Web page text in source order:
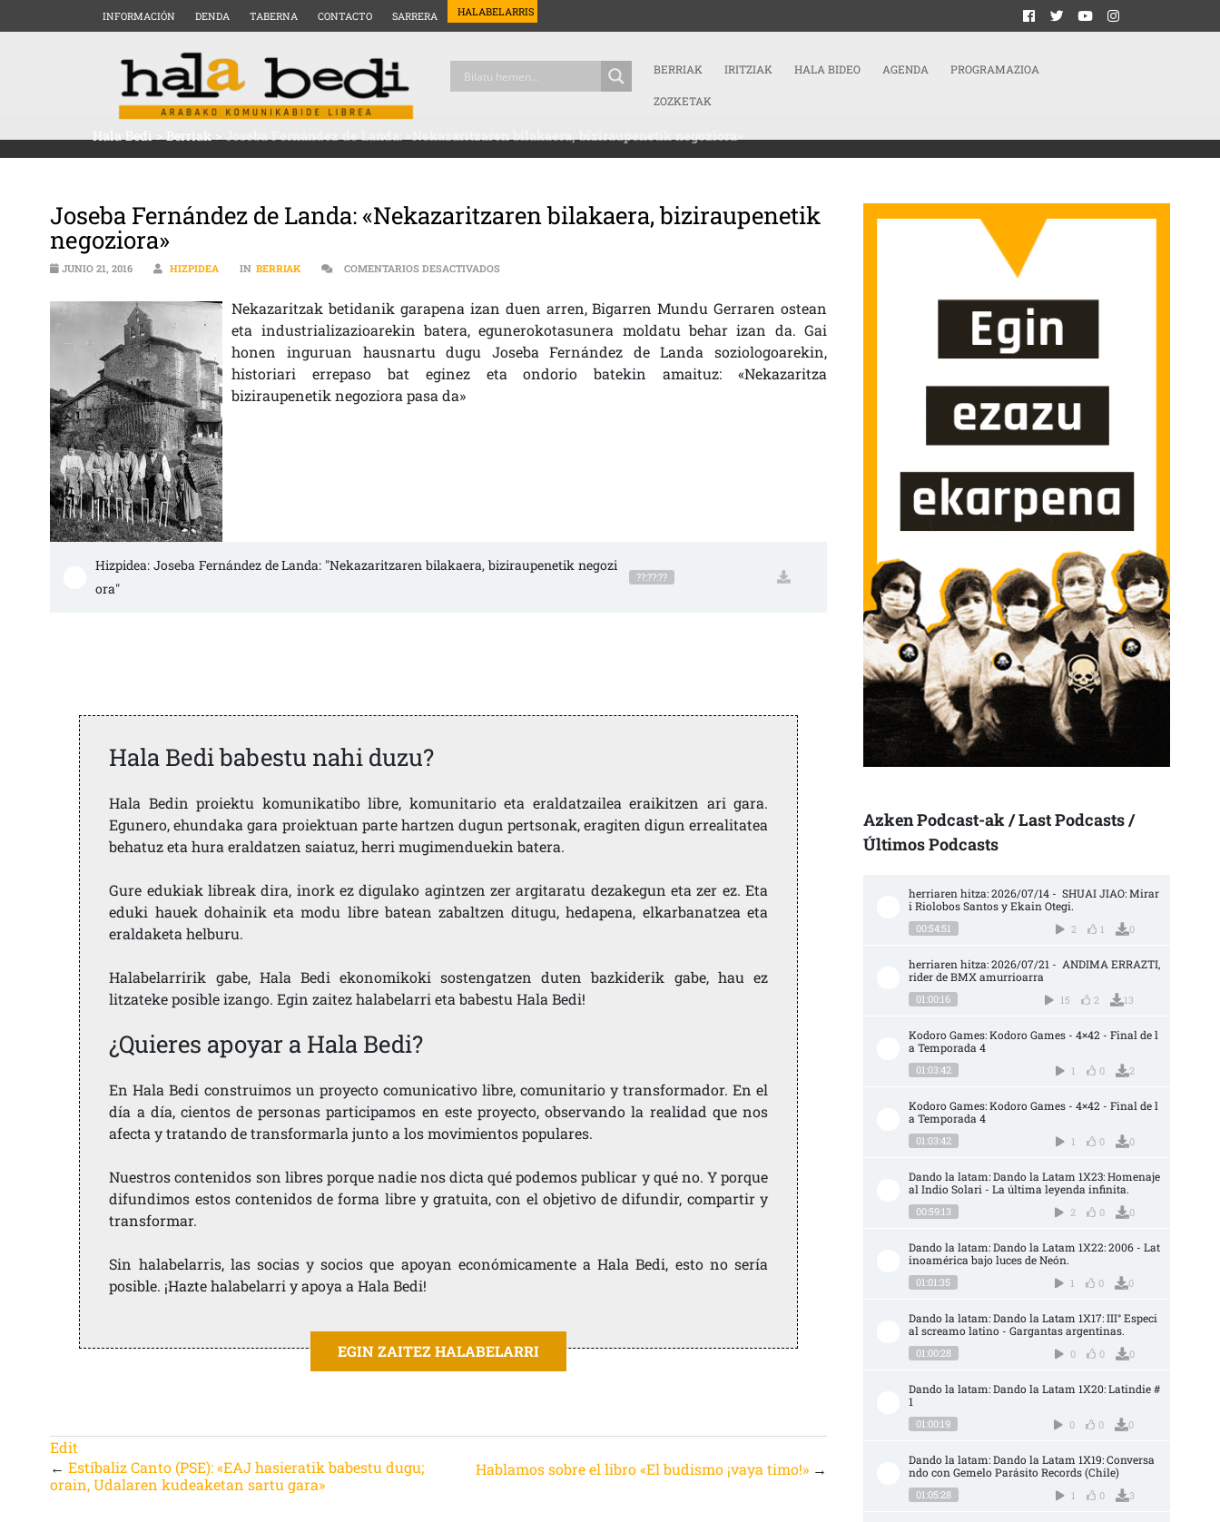
INFORMACIÓN DENDA TABERNA CONTACTO SARRERA HALABELARRIS
BERRIAK IRITZIAK HALA BIDEO AGENDA PROGRAMAZIOA
ZOZKETAK
Hala Bedi>Berriak>Joseba Fernández de Landa: «Nekazaritzaren bilakaera, biziraupenetik negoziora»
Joseba Fernández de Landa: «Nekazaritzaren bilakaera, biziraupenetik
negoziora»
JUNIO 21, 2016 HIZPIDEA IN BERRIAK COMENTARIOS DESACTIVADOSEN JOSEBA FERNÁNDEZ DE LANDA: «NEKAZARITZAREN BILAKAERA, BIZIRAUPENETIK NEGOZIORA»
Nekazaritzak betidanik garapena izan duen arren, Bigarren Mundu Gerraren ostean
eta industrializazioarekin batera, egunerokotasunera moldatu behar izan da. Gai
honen inguruan hausnartu dugu Joseba Fernández de Landa soziologoarekin,
historiari errepaso bat eginez eta ondorio batekin amaituz: «Nekazaritza
biziraupenetik negoziora pasa da»
Hizpidea: Joseba Fernández de Landa: "Nekazaritzaren bilakaera, biziraupenetik negozi
ora"
??:??:??
Hala Bedi babestu nahi duzu?
Hala Bedin proiektu komunikatibo libre, komunitario eta eraldatzailea eraikitzen ari gara.
Egunero, ehundaka gara proiektuan parte hartzen dugun pertsonak, eragiten digun errealitatea
behatuz eta hura eraldatzen saiatuz, herri mugimenduekin batera.
Gure edukiak libreak dira, inork ez digulako agintzen zer argitaratu dezakegun eta zer ez. Eta
eduki hauek dohainik eta modu libre batean zabaltzen ditugu, hedapena, elkarbanatzea eta
eraldaketa helburu.
Halabelarririk gabe, Hala Bedi ekonomikoki sostengatzen duten bazkiderik gabe, hau ez
litzateke posible izango. Egin zaitez halabelarri eta babestu Hala Bedi!
¿Quieres apoyar a Hala Bedi?
En Hala Bedi construimos un proyecto comunicativo libre, comunitario y transformador. En el
día a día, cientos de personas participamos en este proyecto, observando la realidad que nos
afecta y tratando de transformarla junto a los movimientos populares.
Nuestros contenidos son libres porque nadie nos dicta qué podemos publicar y qué no. Y porque
difundimos estos contenidos de forma libre y gratuita, con el objetivo de difundir, compartir y
transformar.
Sin halabelarris, las socias y socios que apoyan económicamente a Hala Bedi, esto no sería
posible. ¡Hazte halabelarri y apoya a Hala Bedi!
EGIN ZAITEZ HALABELARRI
Edit
←Estíbaliz Canto (PSE): «EAJ hasieratik babestu dugu;
orain, Udalaren kudeaketan sartu gara»
Hablamos sobre el libro «El budismo ¡vaya timo!»→
Azken Podcast-ak / Last Podcasts /
Últimos Podcasts
herriaren hitza: 2026/07/14 -  SHUAI JIAO: Mirar
i Riolobos Santos y Ekain Otegi.
00:54:51 2 1 0
herriaren hitza: 2026/07/21 -  ANDIMA ERRAZTI,
rider de BMX amurrioarra
01:00:16 15 2 13
Kodoro Games: Kodoro Games - 4×42 - Final de l
a Temporada 4
01:03:42 1 0 2
Kodoro Games: Kodoro Games - 4×42 - Final de l
a Temporada 4
01:03:42 1 0 0
Dando la latam: Dando la Latam 1X23: Homenaje
al Indio Solari - La última leyenda infinita.
00:59:13 2 0 0
Dando la latam: Dando la Latam 1X22: 2006 - Lat
inoamérica bajo luces de Neón.
01:01:35 1 0 0
Dando la latam: Dando la Latam 1X17: III° Especi
al screamo latino - Gargantas argentinas.
01:00:28 0 0 0
Dando la latam: Dando la Latam 1X20: Latindie #
1
01:00:19 0 0 0
Dando la latam: Dando la Latam 1X19: Conversa
ndo con Gemelo Parásito Records (Chile)
01:05:28 1 0 3